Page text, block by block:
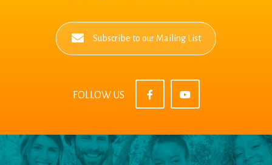
Subscribe to our Mailing List
FOLLOW US